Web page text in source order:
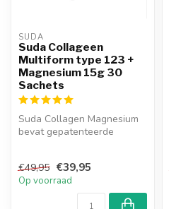
SUDA
Suda Collageen
Multiform type 123 +
Magnesium 15g 30
Sachets
Suda Collagen Magnesium
bevat gepatenteerde
€49,95 €39,95
Op voorraad